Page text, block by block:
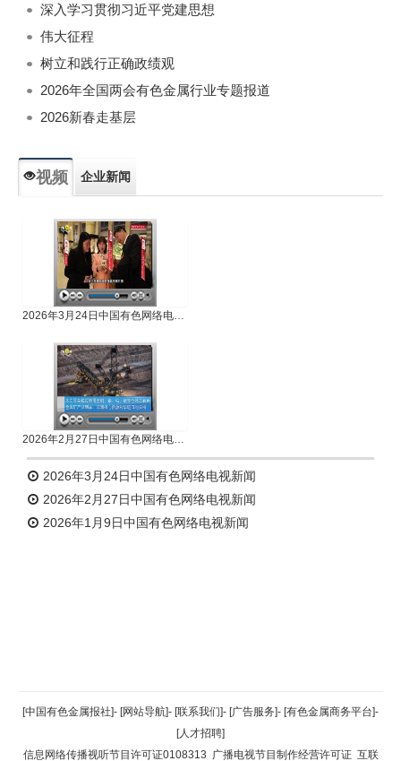
深入学习贯彻习近平党建思想
伟大征程
树立和践行正确政绩观
2026年全国两会有色金属行业专题报道
2026新春走基层
视频 企业新闻
2026年3月24日中国有色网络电视新闻
2026年2月27日中国有色网络电视新闻
2026年3月24日中国有色网络电视新闻
2026年2月27日中国有色网络电视新闻
2026年1月9日中国有色网络电视新闻
返回顶部
返回首页
[中国有色金属报社]- [网站导航]- [联系我们]- [广告服务]- [有色金属商务平台]-
[人才招聘]
信息网络传播视听节目许可证0108313 广播电视节目制作经营许可证 互联